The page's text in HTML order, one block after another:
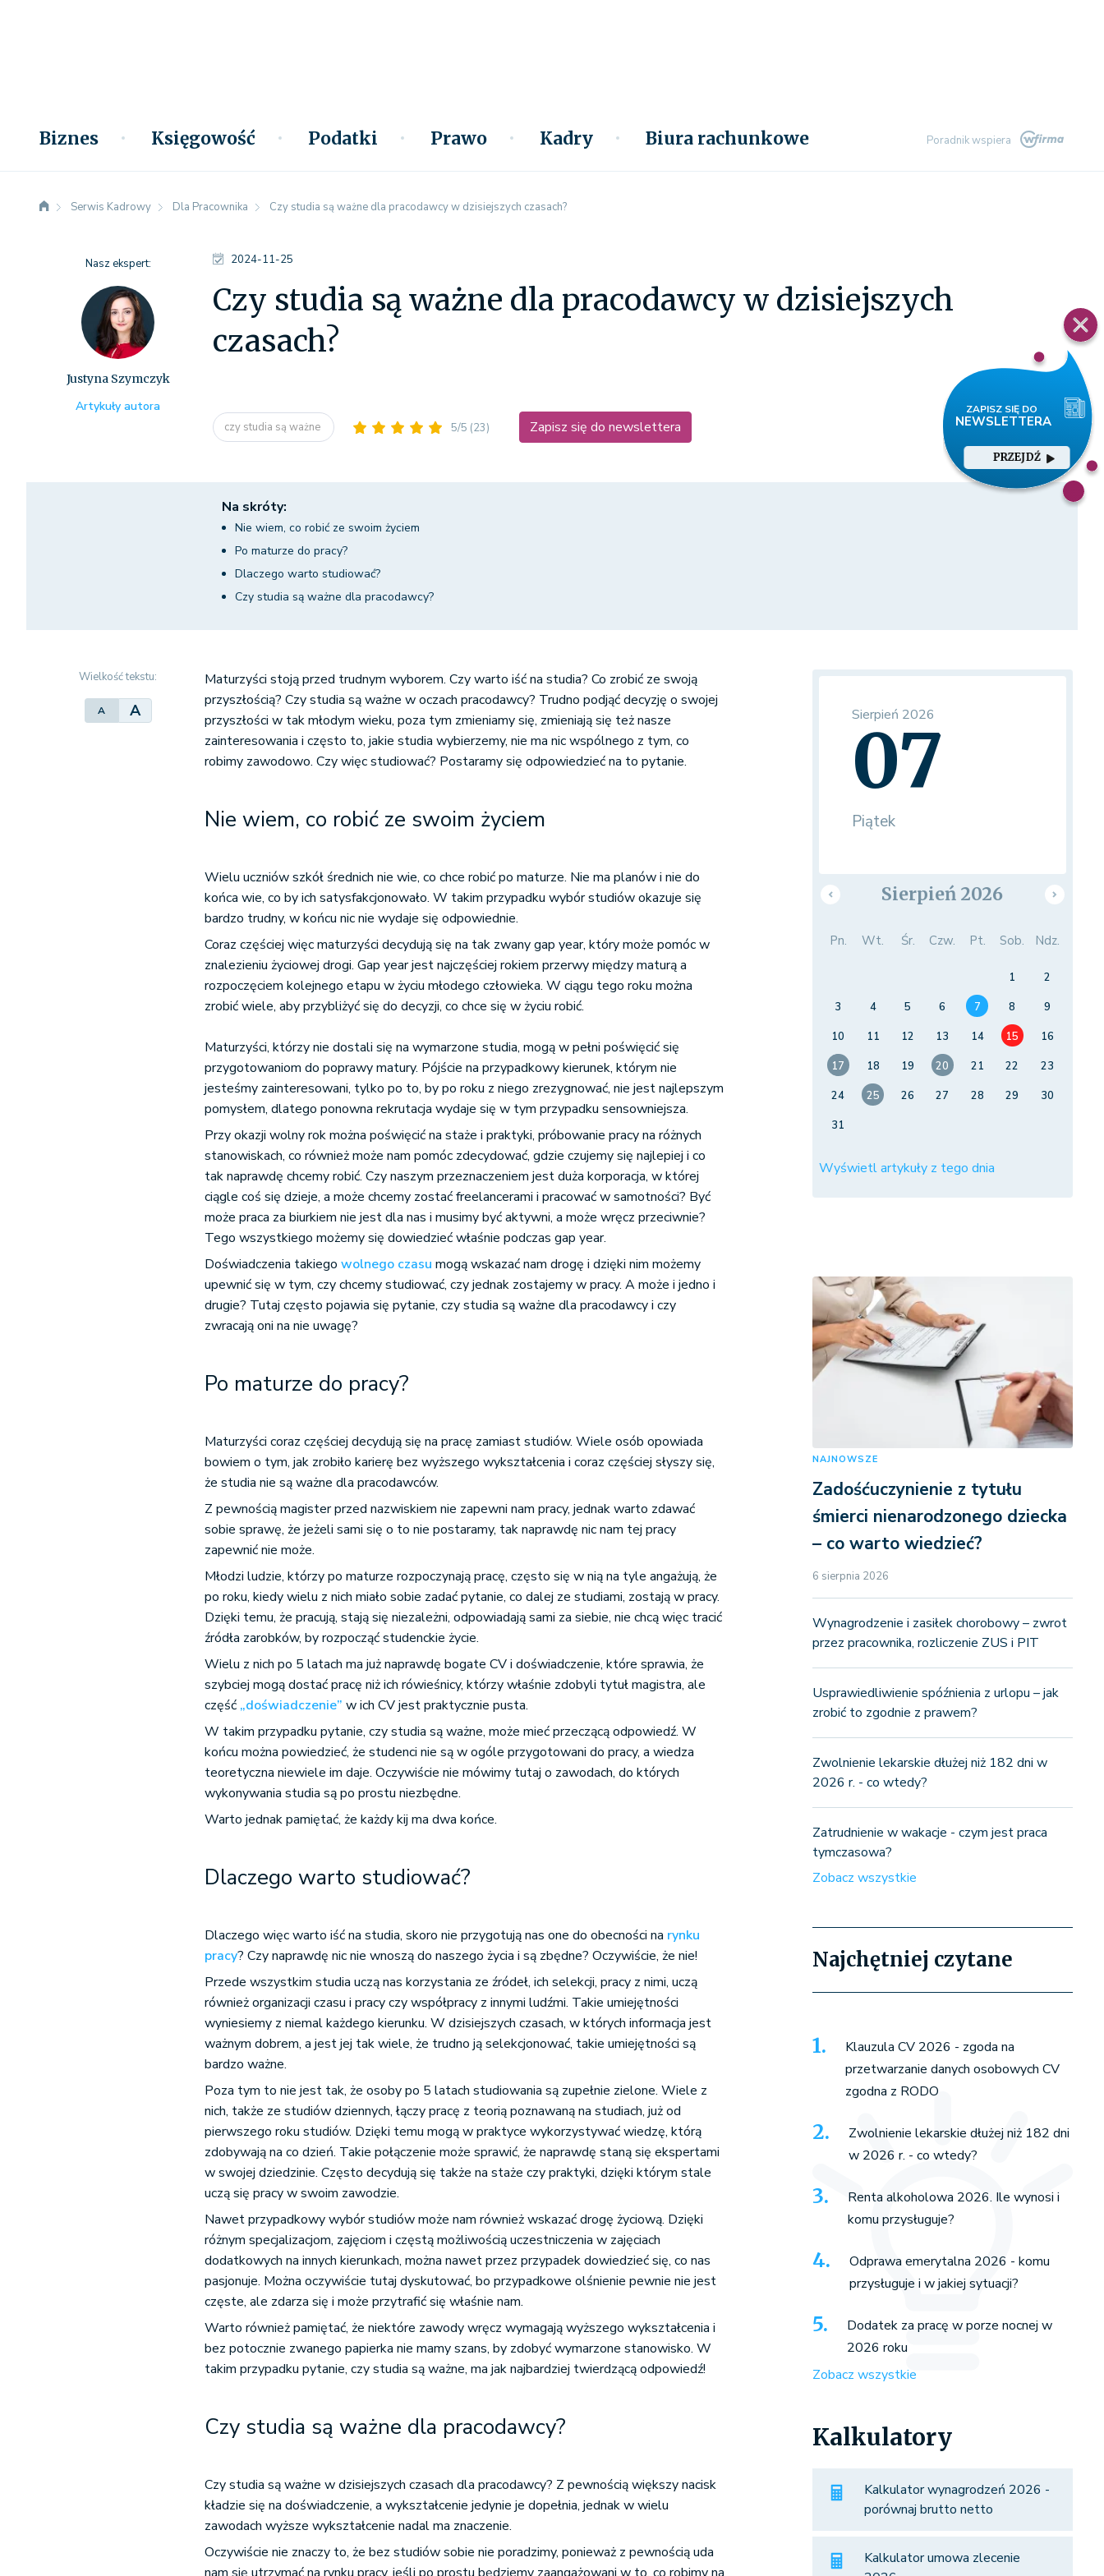
Biznes Księgowość Podatki Prawo Kadry Biura rachunkowe Poradnik wspiera
PRZEJDŹ
Serwis Kadrowy Dla Pracownika Czy studia są ważne dla pracodawcy w dzisiejszych czasach?
2024-11-25
Czy studia są ważne dla pracodawcy w dzisiejszych
czasach?
czy studia są ważne 5/5 (23) Zapisz się do newslettera
Nasz ekspert:
Justyna Szymczyk
Artykuły autora
Na skróty:
Nie wiem, co robić ze swoim życiem
Po maturze do pracy?
Dlaczego warto studiować?
Czy studia są ważne dla pracodawcy?
Wielkość tekstu:
A A
Maturzyści stoją przed trudnym wyborem. Czy warto iść na studia? Co zrobić ze swoją
przyszłością? Czy studia są ważne w oczach pracodawcy? Trudno podjąć decyzję o swojej
przyszłości w tak młodym wieku, poza tym zmieniamy się, zmieniają się też nasze
zainteresowania i często to, jakie studia wybierzemy, nie ma nic wspólnego z tym, co
robimy zawodowo. Czy więc studiować? Postaramy się odpowiedzieć na to pytanie.
Nie wiem, co robić ze swoim życiem
Wielu uczniów szkół średnich nie wie, co chce robić po maturze. Nie ma planów i nie do
końca wie, co by ich satysfakcjonowało. W takim przypadku wybór studiów okazuje się
bardzo trudny, w końcu nic nie wydaje się odpowiednie.
Coraz częściej więc maturzyści decydują się na tak zwany gap year, który może pomóc w
znalezieniu życiowej drogi. Gap year jest najczęściej rokiem przerwy między maturą a
rozpoczęciem kolejnego etapu w życiu młodego człowieka. W ciągu tego roku można
zrobić wiele, aby przybliżyć się do decyzji, co chce się w życiu robić.
Maturzyści, którzy nie dostali się na wymarzone studia, mogą w pełni poświęcić się
przygotowaniom do poprawy matury. Pójście na przypadkowy kierunek, którym nie
jesteśmy zainteresowani, tylko po to, by po roku z niego zrezygnować, nie jest najlepszym
pomysłem, dlatego ponowna rekrutacja wydaje się w tym przypadku sensowniejsza.
Przy okazji wolny rok można poświęcić na staże i praktyki, próbowanie pracy na różnych
stanowiskach, co również może nam pomóc zdecydować, gdzie czujemy się najlepiej i co
tak naprawdę chcemy robić. Czy naszym przeznaczeniem jest duża korporacja, w której
ciągle coś się dzieje, a może chcemy zostać freelancerami i pracować w samotności? Być
może praca za biurkiem nie jest dla nas i musimy być aktywni, a może wręcz przeciwnie?
Tego wszystkiego możemy się dowiedzieć właśnie podczas gap year.
Doświadczenia takiegowolnego czasu mogą wskazać nam drogę i dzięki nim możemy
upewnić się w tym, czy chcemy studiować, czy jednak zostajemy w pracy. A może i jedno i
drugie? Tutaj często pojawia się pytanie, czy studia są ważne dla pracodawcy i czy
zwracają oni na nie uwagę?
Po maturze do pracy?
Maturzyści coraz częściej decydują się na pracę zamiast studiów. Wiele osób opowiada
bowiem o tym, jak zrobiło karierę bez wyższego wykształcenia i coraz częściej słyszy się,
że studia nie są ważne dla pracodawców.
Z pewnością magister przed nazwiskiem nie zapewni nam pracy, jednak warto zdawać
sobie sprawę, że jeżeli sami się o to nie postaramy, tak naprawdę nic nam tej pracy
zapewnić nie może.
Młodzi ludzie, którzy po maturze rozpoczynają pracę, często się w nią na tyle angażują, że
po roku, kiedy wielu z nich miało sobie zadać pytanie, co dalej ze studiami, zostają w pracy.
Dzięki temu, że pracują, stają się niezależni, odpowiadają sami za siebie, nie chcą więc tracić
źródła zarobków, by rozpocząć studenckie życie.
Wielu z nich po 5 latach ma już naprawdę bogate CV i doświadczenie, które sprawia, że
szybciej mogą dostać pracę niż ich rówieśnicy, którzy właśnie zdobyli tytuł magistra, ale
część „doświadczenie” w ich CV jest praktycznie pusta.
W takim przypadku pytanie, czy studia są ważne, może mieć przeczącą odpowiedź. W
końcu można powiedzieć, że studenci nie są w ogóle przygotowani do pracy, a wiedza
teoretyczna niewiele im daje. Oczywiście nie mówimy tutaj o zawodach, do których
wykonywania studia są po prostu niezbędne.
Warto jednak pamiętać, że każdy kij ma dwa końce.
Dlaczego warto studiować?
Dlaczego więc warto iść na studia, skoro nie przygotują nas one do obecności na rynku
pracy? Czy naprawdę nic nie wnoszą do naszego życia i są zbędne? Oczywiście, że nie!
Przede wszystkim studia uczą nas korzystania ze źródeł, ich selekcji, pracy z nimi, uczą
również organizacji czasu i pracy czy współpracy z innymi ludźmi. Takie umiejętności
wyniesiemy z niemal każdego kierunku. W dzisiejszych czasach, w których informacja jest
ważnym dobrem, a jest jej tak wiele, że trudno ją selekcjonować, takie umiejętności są
bardzo ważne.
Poza tym to nie jest tak, że osoby po 5 latach studiowania są zupełnie zielone. Wiele z
nich, także ze studiów dziennych, łączy pracę z teorią poznawaną na studiach, już od
pierwszego roku studiów. Dzięki temu mogą w praktyce wykorzystywać wiedzę, którą
zdobywają na co dzień. Takie połączenie może sprawić, że naprawdę staną się ekspertami
w swojej dziedzinie. Często decydują się także na staże czy praktyki, dzięki którym stale
uczą się pracy w swoim zawodzie.
Nawet przypadkowy wybór studiów może nam również wskazać drogę życiową. Dzięki
różnym specjalizacjom, zajęciom i częstą możliwością uczestniczenia w zajęciach
dodatkowych na innych kierunkach, można nawet przez przypadek dowiedzieć się, co nas
pasjonuje. Można oczywiście tutaj dyskutować, bo przypadkowe olśnienie pewnie nie jest
częste, ale zdarza się i może przytrafić się właśnie nam.
Warto również pamiętać, że niektóre zawody wręcz wymagają wyższego wykształcenia i
bez potocznie zwanego papierka nie mamy szans, by zdobyć wymarzone stanowisko. W
takim przypadku pytanie, czy studia są ważne, ma jak najbardziej twierdzącą odpowiedź!
Czy studia są ważne dla pracodawcy?
Czy studia są ważne w dzisiejszych czasach dla pracodawcy? Z pewnością większy nacisk
kładzie się na doświadczenie, a wykształcenie jedynie je dopełnia, jednak w wielu
zawodach wyższe wykształcenie nadal ma znaczenie.
Oczywiście nie znaczy to, że bez studiów sobie nie poradzimy, ponieważ z pewnością uda
Sierpień 2026
07
Piątek
Sierpień 2026
Pn. Wt. Śr. Czw. Pt. Sob. Ndz.
1
2
3
4 5 6 7 8
9
10
11 12 13 14 15
16
17
18 19 20 21 22
23
24
25 26 27 28 29
30
31
Wyświetl artykuły z tego dnia
NAJNOWSZE
Zadośćuczynienie z tytułu
śmierci nienarodzonego dziecka
– co warto wiedzieć?
6 sierpnia 2026
Wynagrodzenie i zasiłek chorobowy – zwrot
przez pracownika, rozliczenie ZUS i PIT
Usprawiedliwienie spóźnienia z urlopu – jak
zrobić to zgodnie z prawem?
Zwolnienie lekarskie dłużej niż 182 dni w
2026 r. - co wtedy?
Zatrudnienie w wakacje - czym jest praca
tymczasowa?
Zobacz wszystkie
Najchętniej czytane
Klauzula CV 2026 - zgoda na
przetwarzanie danych osobowych CV
zgodna z RODO
Zwolnienie lekarskie dłużej niż 182 dni
w 2026 r. - co wtedy?
Renta alkoholowa 2026. Ile wynosi i
komu przysługuje?
Odprawa emerytalna 2026 - komu
przysługuje i w jakiej sytuacji?
Dodatek za pracę w porze nocnej w
2026 roku
Zobacz wszystkie
Kalkulatory
Kalkulator wynagrodzeń 2026 -
porównaj brutto netto
Kalkulator umowa zlecenie